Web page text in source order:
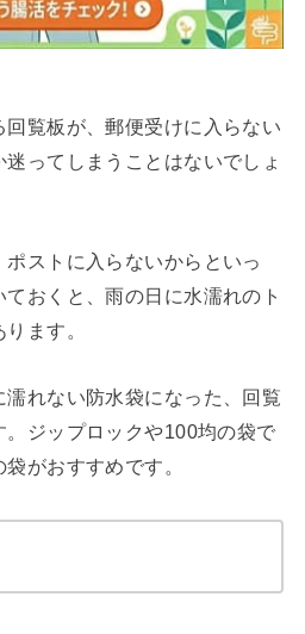
回覧板が、郵便受けに入らない
ってしまうことはないでしょ
ストに入らないからといっ
おくと、雨の日に水濡れのト
ます。
れない防水袋になった、回覧
ジップロックや100均の袋で
袋がおすすめです。